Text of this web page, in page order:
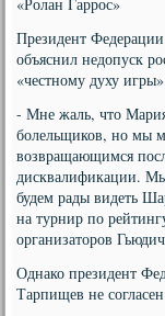
Президент
объяснил недопуск
«честному духу
- Мне жаль, что
болельщиков, но мы
возвращающимся
дисквалификации.
будем рады видеть
на турнир по
организаторов
Однако президент
Тарпищев не